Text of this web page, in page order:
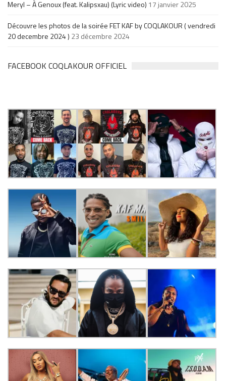
Meryl – À Genoux (feat. Kalipsxau) (Lyric video) 17 janvier 2025
Découvre les photos de la soirée FET KAF by COQLAKOUR ( vendredi
20 decembre 2024 ) 23 décembre 2024
FACEBOOK COQLAKOUR OFFICIEL